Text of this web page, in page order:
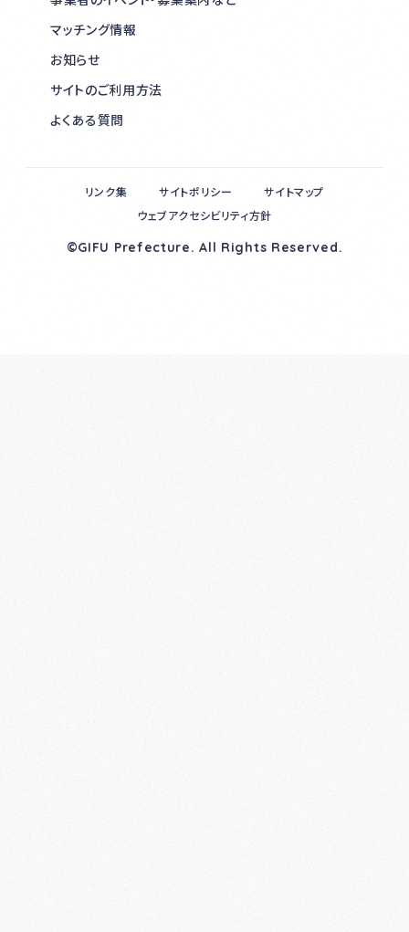
マッチング情報
お知らせ
サイトのご利用方法
よくある質問
©GIFU Prefecture. All Rights Reserved.
リンク集 サイトポリシー
サイトマップ
ウェブアクセシビリティ方針